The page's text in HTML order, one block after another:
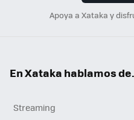
Apoya a Xataka y
En Xataka hablamos
Streaming